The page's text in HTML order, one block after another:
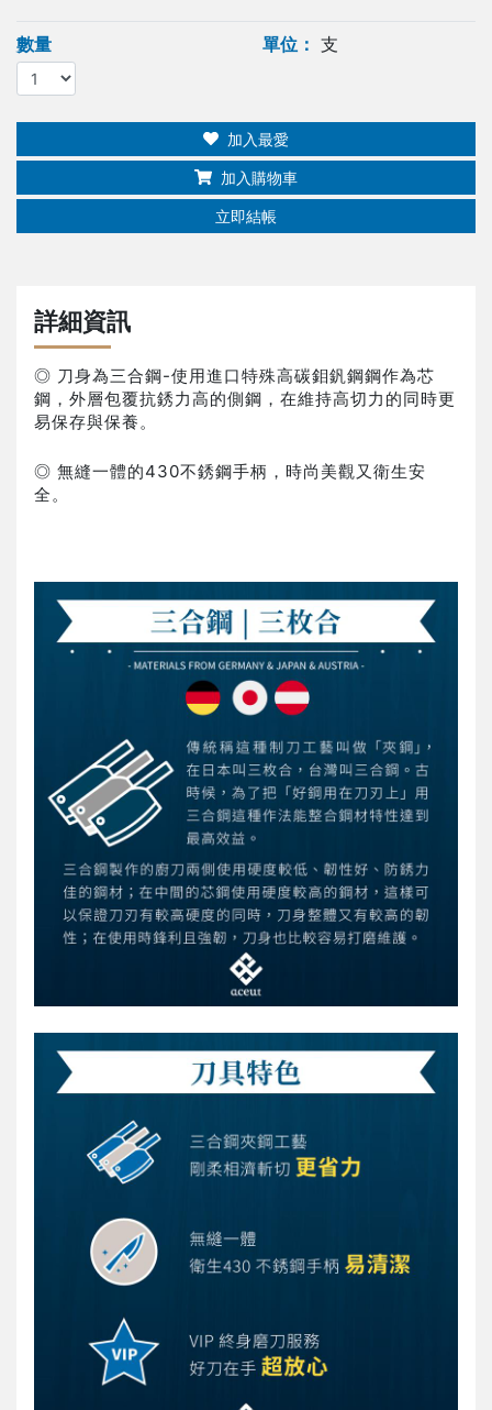
數量 單位： 支
加入最愛
加入購物車
立即結帳
詳細資訊
◎ 刀身為三合鋼-使用進口特殊高碳鉬釩鋼鋼作為芯
鋼，外層包覆抗銹力高的側鋼，在維持高切力的同時更
易保存與保養。
◎ 無縫一體的430不銹鋼手柄，時尚美觀又衛生安
全。